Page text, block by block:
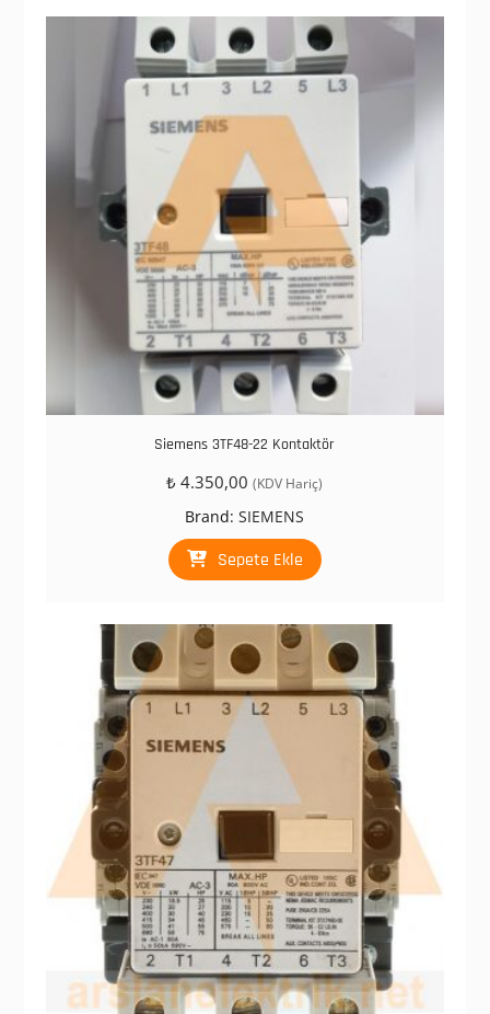
Siemens 3TF48-22 Kontaktör
₺ 4.350,00 (KDV Hariç)
Brand:SIEMENS
Sepete Ekle